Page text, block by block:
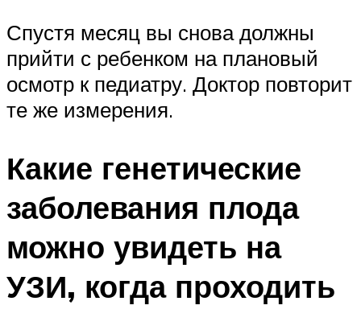
Спустя месяц вы снова должны
прийти с ребенком на плановый
осмотр к педиатру. Доктор повторит
те же измерения.
Какие генетические
заболевания плода
можно увидеть на
УЗИ, когда проходить